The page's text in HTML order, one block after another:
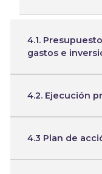
4.1.
gastos e
4.2. Ejecución
4.3 Plan de